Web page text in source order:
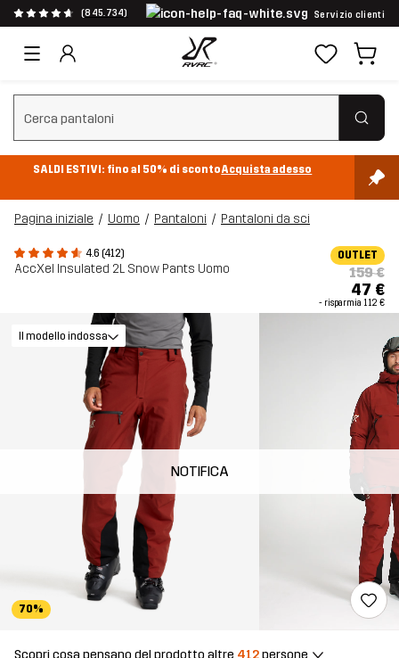
(845.734) Servizio clienti
Cancella ricerca
SALDI ESTIVI: fino al 50% di scontoAcquista adesso
Pagina iniziale Uomo Pantaloni Pantaloni da sci
4.6 (412)
AccXel Insulated 2L Snow Pants Uomo
OUTLET
159 €
47 €
- risparmia 112 €
NOTIFICA
70%
Il modello indossa
Scopri cosa pensano del prodotto altre 412persone